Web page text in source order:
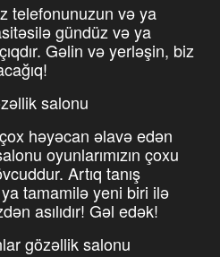
telefonunuzun və ya
gündüz və ya
Gəlin və yerləşin, biz
salonu
həyəcan əlavə edən
oyunlarımızın çoxu
Artıq tanış
tamamilə yeni biri ilə
asılıdır! Gəl edək!
gözəllik salonu